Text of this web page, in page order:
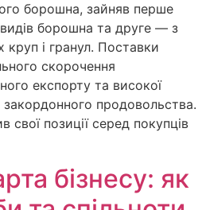
борошна, зайняв перше
борошна та друге — з
круп і гранул. Поставки
скорочення
експорту та високої
закордонного продовольства.
свої позиції серед покупців
бізнесу: як